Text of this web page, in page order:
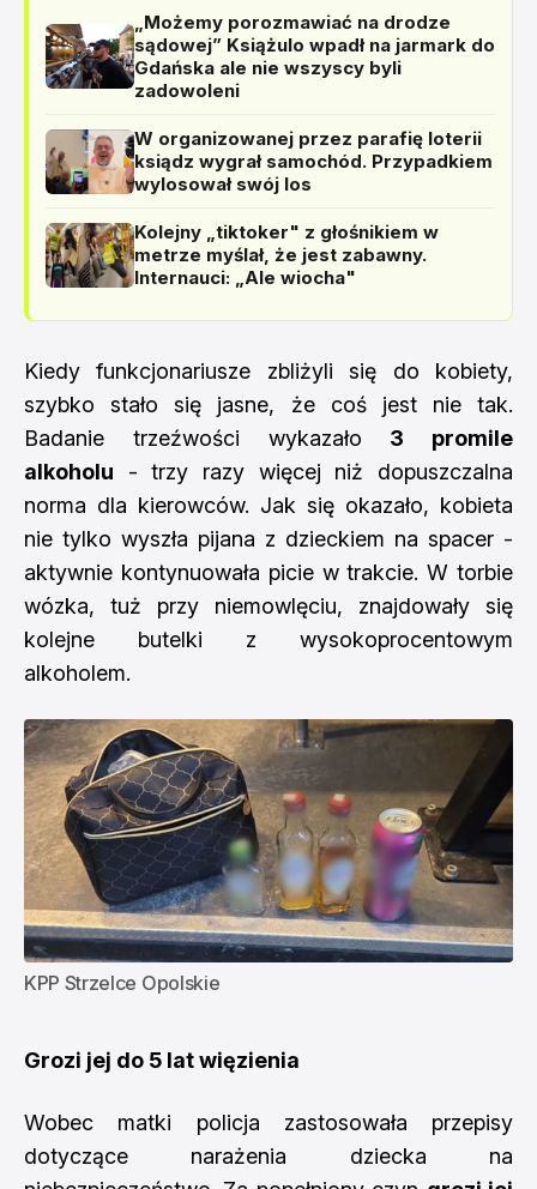
„Możemy porozmawiać na drodze
sądowej” Książulo wpadł na jarmark do
Gdańska ale nie wszyscy byli
zadowoleni
W organizowanej przez parafię loterii
ksiądz wygrał samochód. Przypadkiem
wylosował swój los
Kolejny „tiktoker" z głośnikiem w
metrze myślał, że jest zabawny.
Internauci: „Ale wiocha"
Kiedy funkcjonariusze zbliżyli się do kobiety,
szybko stało się jasne, że coś jest nie tak.
Badanie trzeźwości wykazało 3 promile
alkoholu - trzy razy więcej niż dopuszczalna
norma dla kierowców. Jak się okazało, kobieta
nie tylko wyszła pijana z dzieckiem na spacer -
aktywnie kontynuowała picie w trakcie. W torbie
wózka, tuż przy niemowlęciu, znajdowały się
kolejne butelki z wysokoprocentowym
alkoholem.
KPP Strzelce Opolskie
Grozi jej do 5 lat więzienia
Wobec matki policja zastosowała przepisy
dotyczące narażenia dziecka na